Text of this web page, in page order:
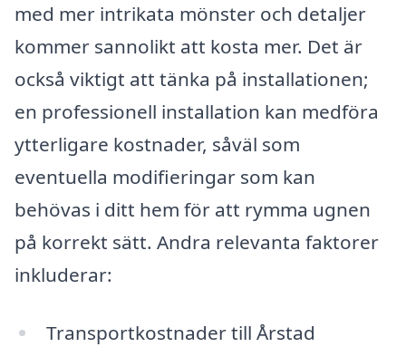
med mer intrikata mönster och detaljer
kommer sannolikt att kosta mer. Det är
också viktigt att tänka på installationen;
en professionell installation kan medföra
ytterligare kostnader, såväl som
eventuella modifieringar som kan
behövas i ditt hem för att rymma ugnen
på korrekt sätt. Andra relevanta faktorer
inkluderar:
Transportkostnader till Årstad